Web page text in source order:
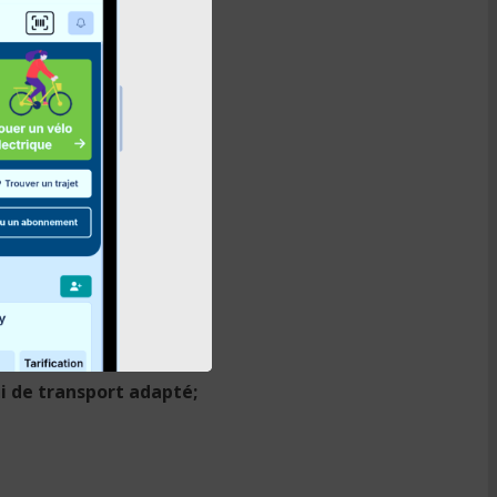
de transport adapté;